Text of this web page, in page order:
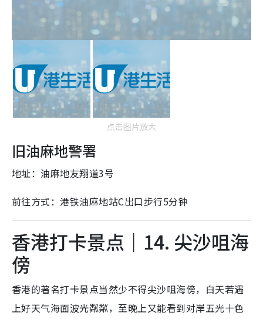
点击图片放大
旧油麻地警署
地址：油麻地友翔道3号
前往方式：港铁油麻地站C出口步行5分钟
香港打卡景点｜14. 尖沙咀海
傍
香港的著名打卡景点当然少不得尖沙咀海傍，白天若遇
上好天气海面波光粼粼，至晚上又能看到对岸五光十色